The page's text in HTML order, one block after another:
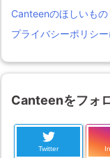
Canteenのほしいも
プライバシーポリシ
Canteenをフォ
Twitter